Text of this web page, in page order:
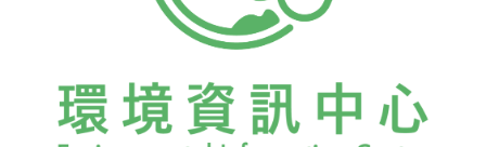
後來我對海洋的記憶，只停留在從沙灘撿回來的小貝殼
裡，那潮水載來的彩色寶螺，偷偷地淪為我私密的蒐藏
如今，身為一位母親，我深刻感受到海洋與孕育生命的奇
妙關連，